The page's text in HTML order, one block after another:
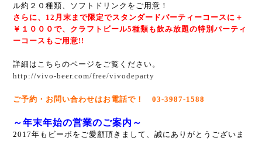
ル約２０種類、ソフトドリンクをご用意！
さらに、12月末まで限定でスタンダードパーティーコースに＋
￥１０００で、 クラフトビール5種類も飲み放題の特別パーティ
ーコースもご用意!!
詳細はこちらのページをご覧ください。
http://vivo-beer.com/free/vivodeparty
ご予約・お問い合わせはお電話で！ 03-3987-1588
～年末年始の営業のご案内～
2017年もビーボをご愛顧頂きまして、誠にありがとうございま